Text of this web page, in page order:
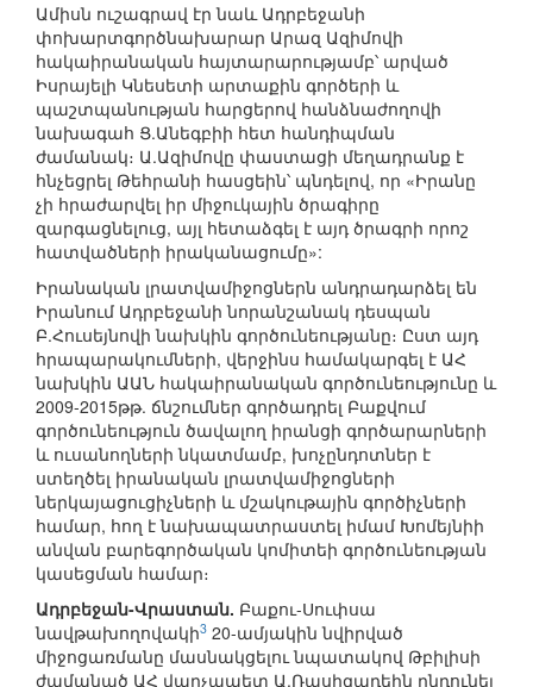
Ամիսն ուշագրավ էր նաև Ադրբեջանի
փոխարտգործնախարար Արազ Ազիմովի
հակաիրանական հայտարարությամբ՝ արված
Իսրայելի Կնեսետի արտաքին գործերի և
պաշտպանության հարցերով հանձնաժողովի
նախագահ Ց.Անեգբիի հետ հանդիպման
ժամանակ։ Ա.Ազիմովը փաստացի մեղադրանք է
հնչեցրել Թեհրանի հասցեին՝ պնդելով, որ «Իրանը
չի հրաժարվել իր միջուկային ծրագիրը
զարգացնելուց, այլ հետաձգել է այդ ծրագրի որոշ
հատվածների իրականացումը»:
Իրանական լրատվամիջոցներն անդրադարձել են
Իրանում Ադրբեջանի նորանշանակ դեսպան
Բ.Հուսեյնովի նախկին գործունեությանը։ Ըստ այդ
հրապարակումների, վերջինս համակարգել է ԱՀ
նախկին ԱԱՆ հակաիրանական գործունեությունը և
2009-2015թթ. ճնշումներ գործադրել Բաքվում
գործունեություն ծավալող իրանցի գործարարների
և ուսանողների նկատմամբ, խոչընդոտներ է
ստեղծել իրանական լրատվամիջոցների
ներկայացուցիչների և մշակութային գործիչների
համար, հող է նախապատրաստել իմամ Խոմեյնիի
անվան բարեգործական կոմիտեի գործունեության
կասեցման համար։
Ադրբեջան-Վրաստան. Բաքու-Սուփսա
նավթախողովակի3 20-ամյակին նվիրված
միջոցառմանը մասնակցելու նպատակով Թբիլիսի
ժամանած ԱՀ վարչապետ Ա.Ռասիզադեին ընդունել